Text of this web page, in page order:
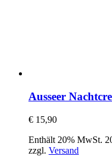
Ausseer
€ 15,90
Enthält 20% MwSt.
zzgl. Versand